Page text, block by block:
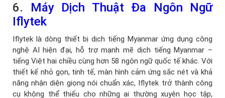
6. Máy Dịch Thuật Đa Ngôn Ngữ
Iflytek
Iflytek là dòng thiết bị dịch tiếng Myanmar ứng dụng công
nghệ AI hiện đại, hỗ trợ mạnh mẽ dịch tiếng Myanmar –
tiếng Việt hai chiều cùng hơn 58 ngôn ngữ quốc tế khác. Với
thiết kế nhỏ gọn, tinh tế, màn hình cảm ứng sắc nét và khả
năng nhận diện giọng nói chuẩn xác, Iflytek trở thành công
cụ không thể thiếu cho những ai thường xuyên học tập,